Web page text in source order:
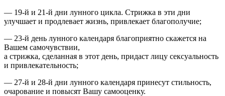
— 19-й и 21-й дни лунного цикла. Стрижка в эти дни
улучшает и продлевает жизнь, привлекает благополучие;
— 23-й день лунного календаря благоприятно скажется на
Вашем самочувствии,
а стрижка, сделанная в этот день, придаст лицу сексуальность
и привлекательность;
— 27-й и 28-й дни лунного календаря принесут стильность,
очарование и повысят Вашу самооценку.